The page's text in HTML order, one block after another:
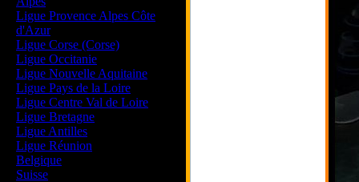
Ligue Provence Alpes Côte
d'Azur
Ligue Corse (Corse)
Ligue Occitanie
Ligue Nouvelle Aquitaine
Ligue Pays de la Loire
Ligue Centre Val de Loire
Ligue Bretagne
Ligue Antilles
Ligue Réunion
Belgique
Suisse